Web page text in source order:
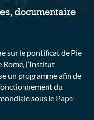
documentaire
sur le pontificat de Pie
Rome, l’Institut
un programme afin de
du
sous le Pape